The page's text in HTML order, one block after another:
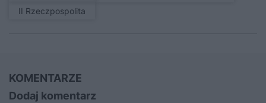
II Rzeczpospolita
KOMENTARZE
Dodaj komentarz